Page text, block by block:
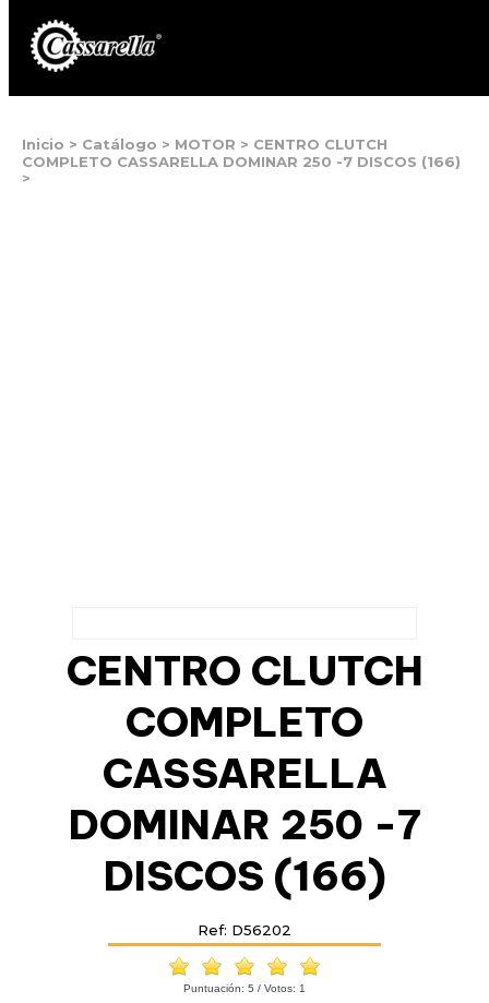
Inicio > Catálogo > MOTOR > CENTRO CLUTCH
COMPLETO CASSARELLA DOMINAR 250 -7 DISCOS (166)
>
CENTRO CLUTCH
COMPLETO
CASSARELLA
DOMINAR 250 -7
DISCOS (166)
Ref: D56202
Puntuación: 5 / Votos: 1